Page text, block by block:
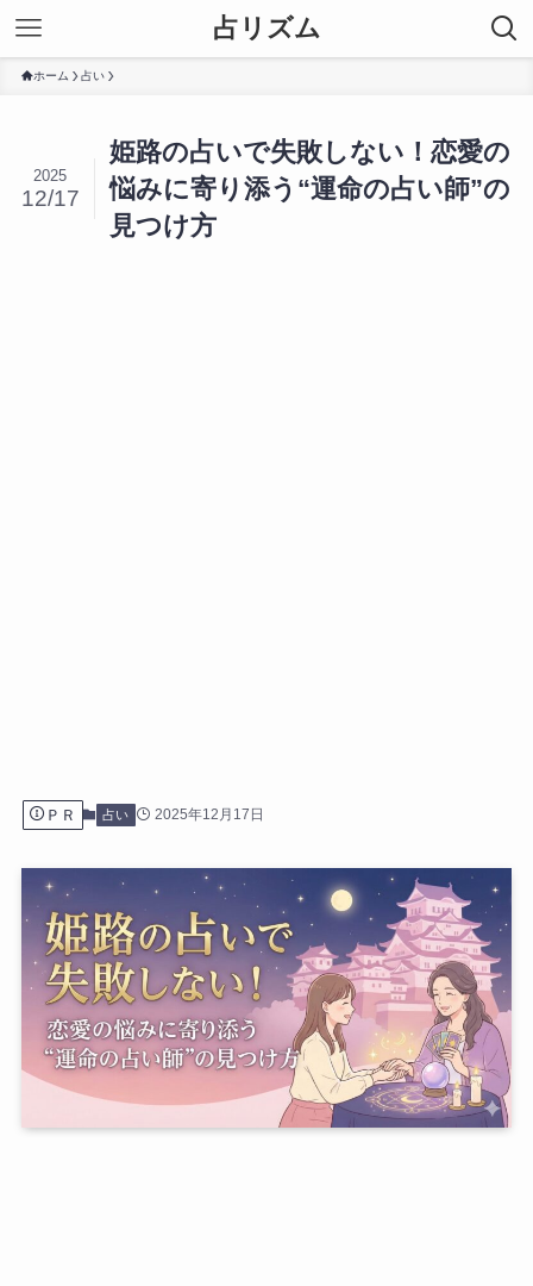
占リズム
ホーム 占い
姫路の占いで失敗しない！恋愛の
悩みに寄り添う“運命の占い師”の
見つけ方
2025
12/17
ＰＲ 占い 2025年12月17日